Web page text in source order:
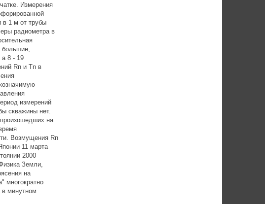
Измерения
в 1 м от трубы
радиометра в
а 8 - 19
Rn и Tn в
измерений
скважины нет.
на
Возмущения Rn
11 марта
2000
Земли,
на
многократно
в минутном